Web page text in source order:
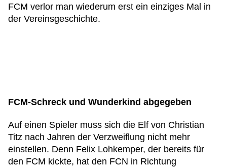
FCM verlor man wiederum erst ein einziges Mal in
der Vereinsgeschichte.
FCM-Schreck und Wunderkind abgegeben
Auf einen Spieler muss sich die Elf von Christian
Titz nach Jahren der Verzweiflung nicht mehr
einstellen. Denn Felix Lohkemper, der bereits für
den FCM kickte, hat den FCN in Richtung